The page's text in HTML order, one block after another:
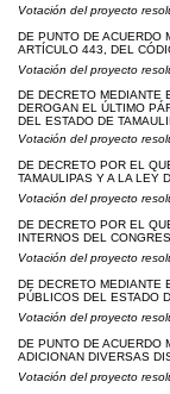
Votación del proyecto
DE PUNTO DE ACUERDO
ARTÍCULO 443, DEL
Votación del proyecto
DE DECRETO MEDIANTE
DEROGAN EL ÚLTIMO
DEL ESTADO DE
Votación del proyecto
DE DECRETO POR EL
TAMAULIPAS Y A LA LEY
Votación del proyecto
DE DECRETO POR EL
INTERNOS DEL
Votación del proyecto
DE DECRETO MEDIANTE
PÚBLICOS DEL ESTADO
Votación del proyecto
DE PUNTO DE ACUERDO
ADICIONAN DIVERSAS
Votación del proyecto